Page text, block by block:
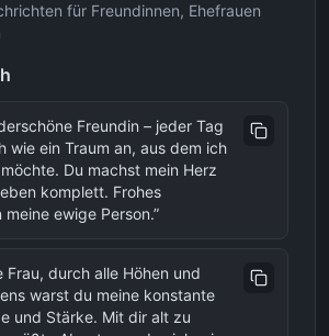
für Freundinnen, Ehefrauen
Freundin – jeder Tag
wie ein Traum an, aus dem ich
Du machst mein Herz
komplett. Frohes
meine ewige Person.”
Frau, durch alle Höhen und
warst du meine konstante
und Stärke. Mit dir alt zu